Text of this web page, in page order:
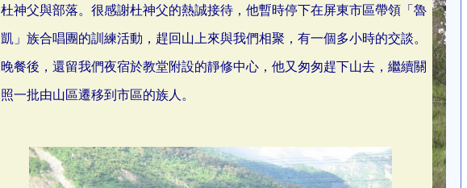
杜神父與部落。很感謝杜神父的熱誠接待，他暫時停下在屏東市區帶領「魯
凱」族合唱團的訓練活動，趕回山上來與我們相聚，有一個多小時的交談。
晚餐後，還留我們夜宿於教堂附設的靜修中心，他又匆匆趕下山去，繼續關
照一批由山區遷移到市區的族人。